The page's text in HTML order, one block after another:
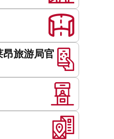
旅游局官